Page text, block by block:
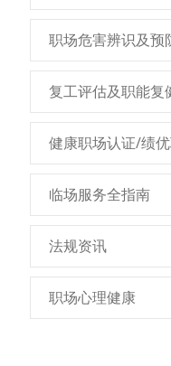
职场危害辨识及预
复工评估及职能复
健康职场认证/绩
临场服务全指南
法规资讯
职场心理健康